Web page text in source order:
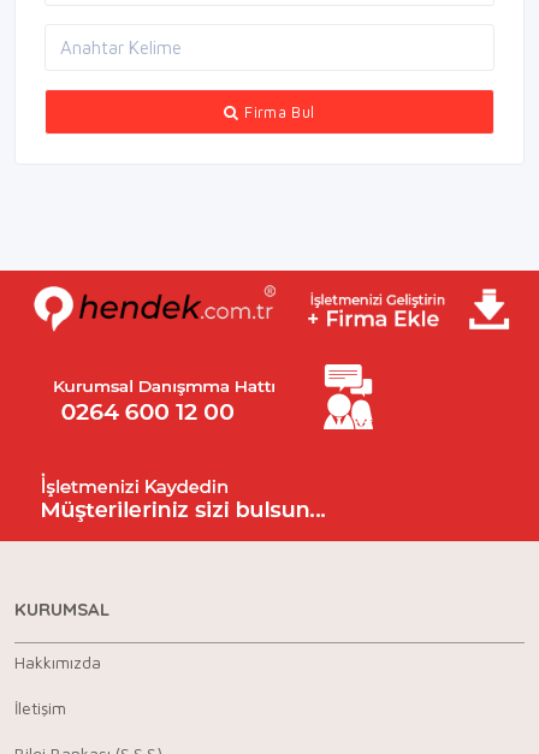
Firma Bul
KURUMSAL
Hakkımızda
İletişim